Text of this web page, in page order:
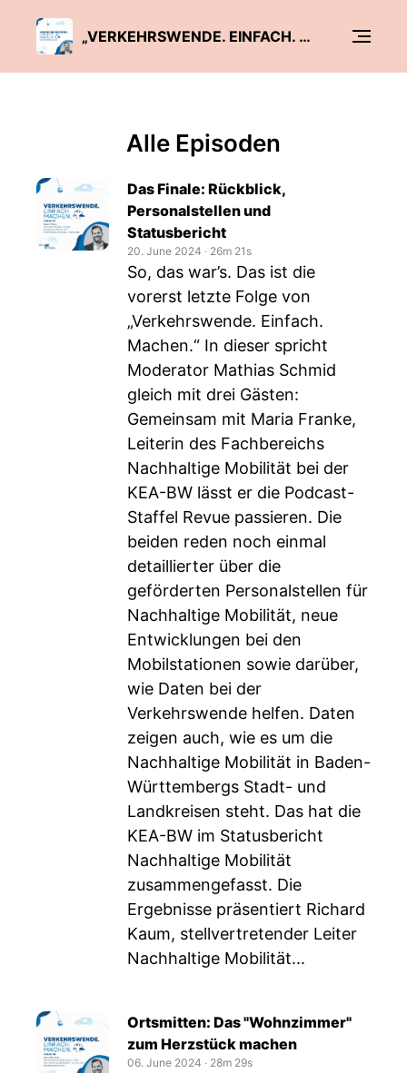
„VERKEHRSWENDE. EINFACH. MACHEN.“
Alle Episoden
Das Finale: Rückblick,
Personalstellen und
Statusbericht
20. June 2024 ‧ 26m 21s
So, das war’s. Das ist die
vorerst letzte Folge von
„Verkehrswende. Einfach.
Machen.“ In dieser spricht
Moderator Mathias Schmid
gleich mit drei Gästen:
Gemeinsam mit Maria Franke,
Leiterin des Fachbereichs
Nachhaltige Mobilität bei der
KEA-BW lässt er die Podcast-
Staffel Revue passieren. Die
beiden reden noch einmal
detaillierter über die
geförderten Personalstellen für
Nachhaltige Mobilität, neue
Entwicklungen bei den
Mobilstationen sowie darüber,
wie Daten bei der
Verkehrswende helfen. Daten
zeigen auch, wie es um die
Nachhaltige Mobilität in Baden-
Württembergs Stadt- und
Landkreisen steht. Das hat die
KEA-BW im Statusbericht
Nachhaltige Mobilität
zusammengefasst. Die
Ergebnisse präsentiert Richard
Kaum, stellvertretender Leiter
Nachhaltige Mobilität...
Ortsmitten: Das "Wohnzimmer"
zum Herzstück machen
06. June 2024 ‧ 28m 29s